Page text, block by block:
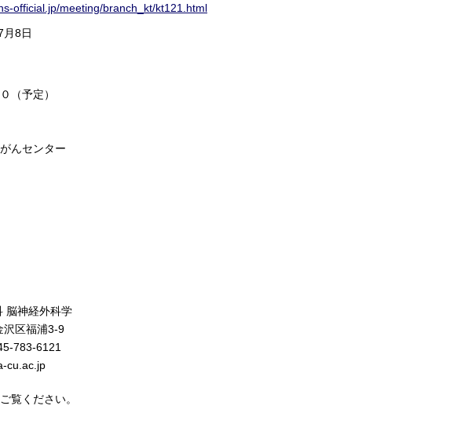
official.jp/meeting/branch_kt/kt121.html
月8日
（予定）
んセンター
経外科学
福浦3-9
6121
覧ください。